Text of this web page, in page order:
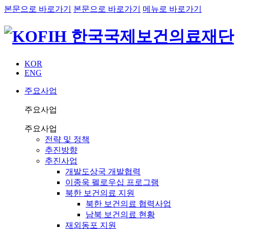
본문으로 바로가기 본문으로 바로가기 메뉴로 바로가기
KOR
ENG
주요사업
주요사업
주요사업
전략 및 정책
추진방향
추진사업
개발도상국 개발협력
이종욱 펠로우십 프로그램
북한 보건의료 지원
북한 보건의료 협력사업
남북 보건의료 현황
재외동포 지원